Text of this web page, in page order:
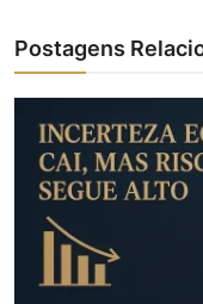
Postagens